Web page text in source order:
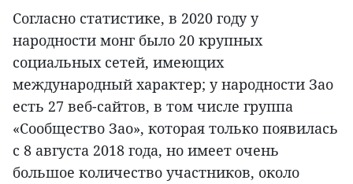
Согласно статистике, в 2020 году у
народности монг было 20 крупных
социальных сетей, имеющих
международный характер; у народности Зао
есть 27 веб-сайтов, в том числе группа
«Сообщество Зао», которая только появилась
с 8 августа 2018 года, но имеет очень
большое количество участников, около